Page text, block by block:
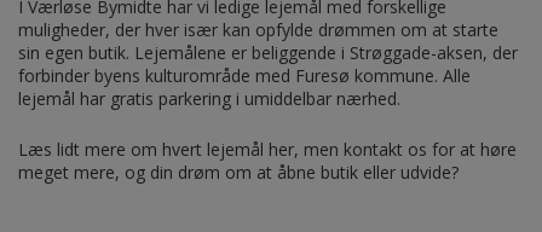
I Værløse Bymidte har vi ledige lejemål med forskellige
muligheder, der hver især kan opfylde drømmen om at starte
sin egen butik. Lejemålene er beliggende i Strøggade-aksen, der
forbinder byens kulturområde med Furesø kommune. Alle
lejemål har gratis parkering i umiddelbar nærhed.
Læs lidt mere om hvert lejemål her, men kontakt os for at høre
meget mere, og din drøm om at åbne butik eller udvide?